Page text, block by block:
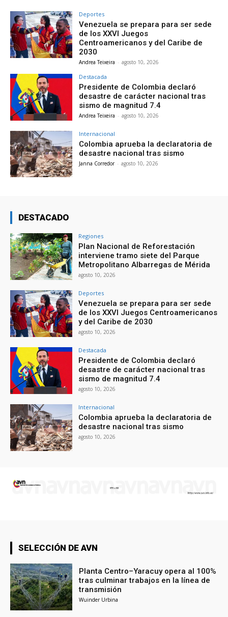
Deportes
Venezuela se prepara para ser sede
de los XXVI Juegos
Centroamericanos y del Caribe de
2030
Andrea Teixeira - agosto 10, 2026
Destacada
Presidente de Colombia declaró
desastre de carácter nacional tras
sismo de magnitud 7.4
Andrea Teixeira - agosto 10, 2026
Internacional
Colombia aprueba la declaratoria de
desastre nacional tras sismo
Janna Corredor - agosto 10, 2026
DESTACADO
Regiones
Plan Nacional de Reforestación
interviene tramo siete del Parque
Metropolitano Albarregas de Mérida
agosto 10, 2026
Deportes
Venezuela se prepara para ser sede
de los XXVI Juegos Centroamericanos
y del Caribe de 2030
agosto 10, 2026
Destacada
Presidente de Colombia declaró
desastre de carácter nacional tras
sismo de magnitud 7.4
agosto 10, 2026
Internacional
Colombia aprueba la declaratoria de
desastre nacional tras sismo
agosto 10, 2026
SELECCIÓN DE AVN
Planta Centro–Yaracuy opera al 100%
tras culminar trabajos en la línea de
transmisión
Wuinder Urbina